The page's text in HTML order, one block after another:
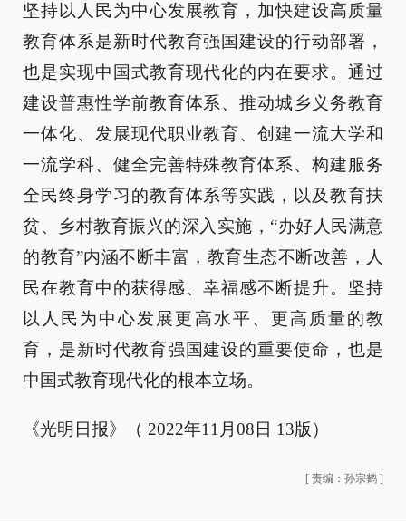
坚持以人民为中心发展教育，加快建设高质量
教育体系是新时代教育强国建设的行动部署，
也是实现中国式教育现代化的内在要求。通过
建设普惠性学前教育体系、推动城乡义务教育
一体化、发展现代职业教育、创建一流大学和
一流学科、健全完善特殊教育体系、构建服务
全民终身学习的教育体系等实践，以及教育扶
贫、乡村教育振兴的深入实施，“办好人民满意
的教育”内涵不断丰富，教育生态不断改善，人
民在教育中的获得感、幸福感不断提升。坚持
以人民为中心发展更高水平、更高质量的教
育，是新时代教育强国建设的重要使命，也是
中国式教育现代化的根本立场。
《光明日报》（ 2022年11月08日 13版）
[ 责编：孙宗鹤 ]